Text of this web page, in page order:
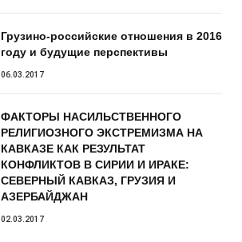
Грузино-российские отношения в 2016
году и будущие перспективы
06.03.2017
ФАКТОРЫ НАСИЛЬСТВЕННОГО
РЕЛИГИОЗНОГО ЭКСТРЕМИЗМА НА
КАВКАЗЕ КАК РЕЗУЛЬТАТ
КОНФЛИКТОВ В СИРИИ И ИРАКЕ:
СЕВЕРНЫЙ КАВКАЗ, ГРУЗИЯ И
АЗЕРБАЙДЖАН
02.03.2017